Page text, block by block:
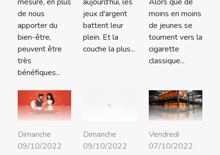
de nous
apporter du
bien-être,
peuvent être
très
bénéfiques...
jeux d'argent
battent leur
plein. Et la
couche la plus...
moins en moins
de jeunes se
tournent vers la
cigarette
classique...
Dimanche
09/10/2022
Dimanche
09/10/2022
Vendredi
07/10/2022